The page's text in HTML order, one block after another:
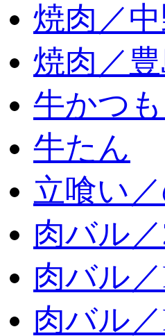
焼肉／
焼肉／
牛かつ
牛たん
立喰い
肉バル
肉バル
肉バル